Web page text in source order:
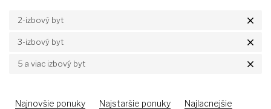
2-izbový byt
3-izbový byt
5 a viac izbový byt
Najnovšie ponuky Najstaršie ponuky Najlacnejšie